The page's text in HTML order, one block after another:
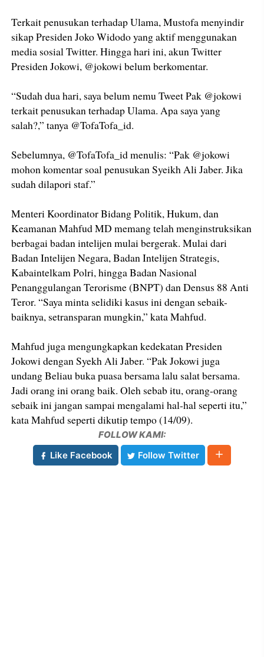
Terkait penusukan terhadap Ulama, Mustofa menyindir
sikap Presiden Joko Widodo yang aktif menggunakan
media sosial Twitter. Hingga hari ini, akun Twitter
Presiden Jokowi, @jokowi belum berkomentar.
“Sudah dua hari, saya belum nemu Tweet Pak @jokowi
terkait penusukan terhadap Ulama. Apa saya yang
salah?,” tanya @TofaTofa_id.
Sebelumnya, @TofaTofa_id menulis: “Pak @jokowi
mohon komentar soal penusukan Syeikh Ali Jaber. Jika
sudah dilapori staf.”
Menteri Koordinator Bidang Politik, Hukum, dan
Keamanan Mahfud MD memang telah menginstruksikan
berbagai badan intelijen mulai bergerak. Mulai dari
Badan Intelijen Negara, Badan Intelijen Strategis,
Kabaintelkam Polri, hingga Badan Nasional
Penanggulangan Terorisme (BNPT) dan Densus 88 Anti
Teror. “Saya minta selidiki kasus ini dengan sebaik-
baiknya, setransparan mungkin,” kata Mahfud.
Mahfud juga mengungkapkan kedekatan Presiden
Jokowi dengan Syekh Ali Jaber. “Pak Jokowi juga
undang Beliau buka puasa bersama lalu salat bersama.
Jadi orang ini orang baik. Oleh sebab itu, orang-orang
sebaik ini jangan sampai mengalami hal-hal seperti itu,”
kata Mahfud seperti dikutip tempo (14/09).
FOLLOW KAMI:
Like Facebook
Follow Twitter